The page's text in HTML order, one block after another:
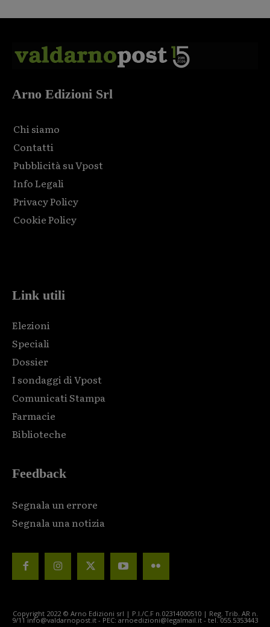
Arno Edizioni Srl
Chi siamo
Contatti
Pubblicità su Vpost
Info Legali
Privacy Policy
Cookie Policy
Link utili
Elezioni
Speciali
Dossier
I sondaggi di Vpost
Comunicati Stampa
Farmacie
Biblioteche
Feedback
Segnala un errore
Segnala una notizia
Copyright 2022 © Arno Edizioni srl | P.I./C.F n.02314000510 | Reg. Trib. AR n.
9/11 info@valdarnopost.it - PEC: arnoedizioni@legalmail.it - tel. 055.5353443